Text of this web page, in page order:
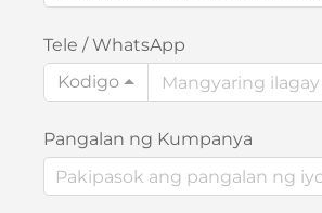
Tele / WhatsApp
Kodigo
Pangalan ng Kumpanya